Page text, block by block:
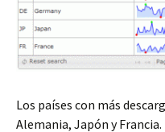
Los países con más
Alemania, Japón y